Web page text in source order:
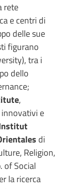
rete
e centri di
delle sue
figurano
tra i
dello
,
e
di
Religion,
of Social
la ricerca